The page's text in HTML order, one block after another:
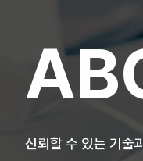
신뢰할 수 있는 기술